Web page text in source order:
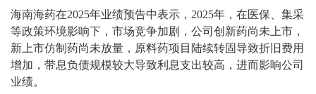
海南海药在2025年业绩预告中表示，2025年，在医保、集采
等政策环境影响下，市场竞争加剧，公司创新药尚未上市，
新上市仿制药尚未放量，原料药项目陆续转固导致折旧费用
增加，带息负债规模较大导致利息支出较高，进而影响公司
业绩。